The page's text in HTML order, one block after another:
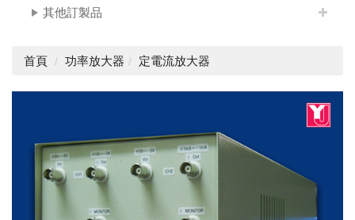
其他訂製品
首頁 功率放大器 定電流放大器